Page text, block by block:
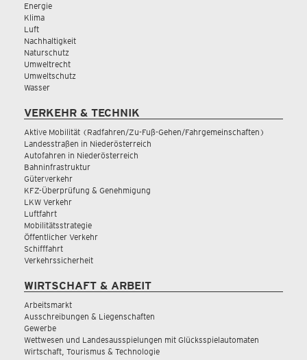
Energie
Klima
Luft
Nachhaltigkeit
Naturschutz
Umweltrecht
Umweltschutz
Wasser
VERKEHR & TECHNIK
Aktive Mobilität (Radfahren/Zu-Fuß-Gehen/Fahrgemeinschaften)
Landesstraßen in Niederösterreich
Autofahren in Niederösterreich
Bahninfrastruktur
Güterverkehr
KFZ-Überprüfung & Genehmigung
LKW Verkehr
Luftfahrt
Mobilitätsstrategie
Öffentlicher Verkehr
Schifffahrt
Verkehrssicherheit
WIRTSCHAFT & ARBEIT
Arbeitsmarkt
Ausschreibungen & Liegenschaften
Gewerbe
Wettwesen und Landesausspielungen mit Glücksspielautomaten
Wirtschaft, Tourismus & Technologie